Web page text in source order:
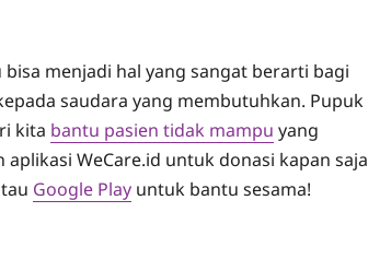
menjadi hal yang sangat berarti bagi
saudara yang membutuhkan. Pupuk
kita bantu pasien tidak mampu yang
WeCare.id untuk donasi kapan saja
Google Play untuk bantu sesama!